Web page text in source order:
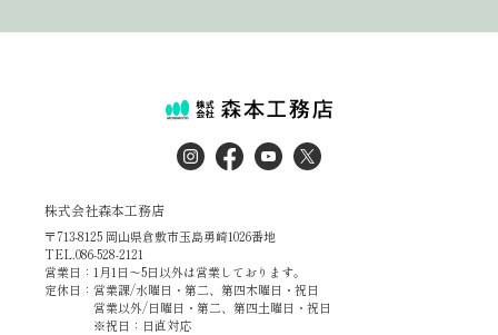
株式会社森本工務店
〒713-8125 岡山県倉敷市玉島勇崎1026番地
TEL.086-528-2121
営業日：1月1日～5日以外は営業しております。
定休日：営業課/水曜日・第二、第四木曜日・祝日
営業以外/日曜日・第二、第四土曜日・祝日
※祝日：日直対応